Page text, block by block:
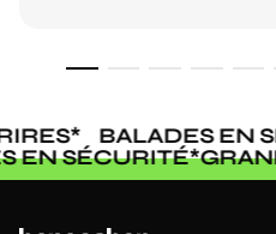
* BALADES EN
EN SÉCURITÉ*